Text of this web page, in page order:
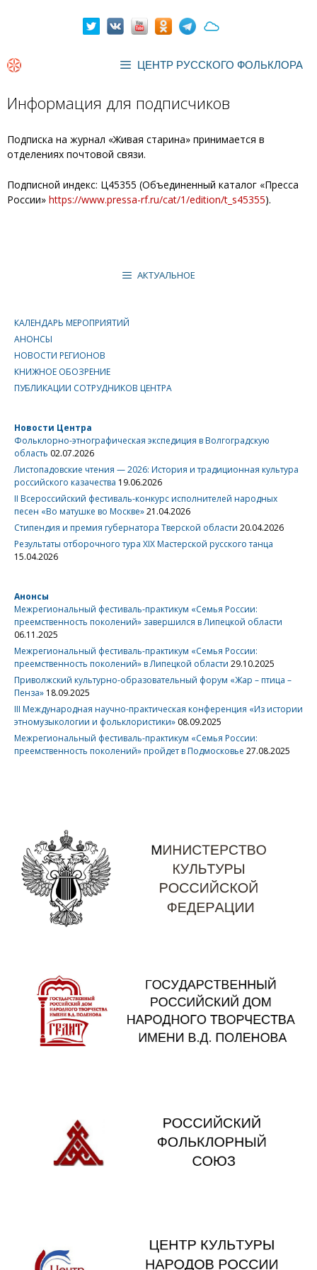
ЦЕНТР РУССКОГО ФОЛЬКЛОРА
Информация для подписчиков
Подписка на журнал «Живая старина» принимается в
отделениях почтовой связи.
Подписной индекс: Ц45355 (Объединенный каталог «Пресса
России» https://www.pressa-rf.ru/cat/1/edition/t_s45355).
АКТУАЛЬНОЕ
КАЛЕНДАРЬ МЕРОПРИЯТИЙ
АНОНСЫ
НОВОСТИ РЕГИОНОВ
КНИЖНОЕ ОБОЗРЕНИЕ
ПУБЛИКАЦИИ СОТРУДНИКОВ ЦЕНТРА
Новости Центра
Фольклорно-этнографическая экспедиция в Волгоградскую
область 02.07.2026
Листопадовские чтения — 2026: История и традиционная культура
российского казачества 19.06.2026
II Всероссийский фестиваль-конкурс исполнителей народных
песен «Во матушке во Москве»21.04.2026
Стипендия и премия губернатора Тверской области 20.04.2026
Результаты отборочного тура XIX Мастерской русского танца
15.04.2026
Анонсы
Межрегиональный фестиваль-практикум «Семья России:
преемственность поколений» завершился в Липецкой области
06.11.2025
Межрегиональный фестиваль-практикум «Семья России:
преемственность поколений» в Липецкой области 29.10.2025
Приволжский культурно-образовательный форум «Жар – птица –
Пенза» 18.09.2025
III Международная научно-практическая конференция «Из истории
этномузыкологии и фольклористики» 08.09.2025
Межрегиональный фестиваль-практикум «Семья России:
преемственность поколений» пройдет в Подмосковье 27.08.2025